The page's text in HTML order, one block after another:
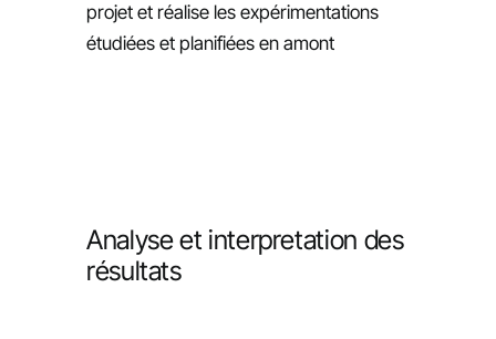
projet et réalise les expérimentations
étudiées et planifiées en amont
Analyse et interpretation des
résultats